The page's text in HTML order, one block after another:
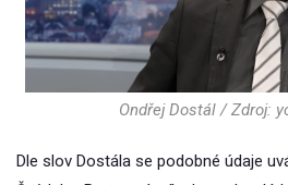
Ondřej Dostál / Zdroj:
Dle slov Dostála se podobné údaje